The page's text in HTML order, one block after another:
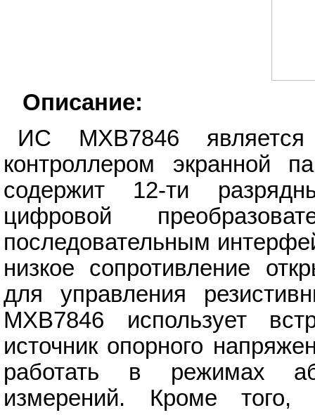
Описание:
ИС MXB7846
контроллером экранной
содержит 12-ти
цифровой
последовательным
низкое сопротивление
для управления
MXB7846 использует
источник опорного
работать в режимах
измерений. Кроме